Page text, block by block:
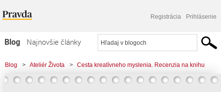
Registrácia Prihlásenie
Blog
Najnovšie články
Najčítanejšie články
Najkomentovanejšie články
Blog > Ateliér Života > Cesta kreatívneho myslenia. Recenzia na knihu